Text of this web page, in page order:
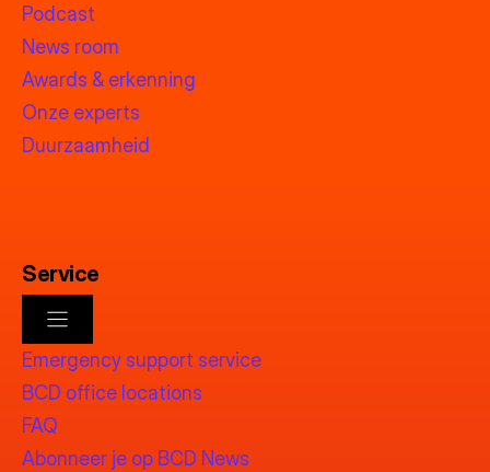
Podcast
News room
Awards & erkenning
Onze experts
Duurzaamheid
Service
Emergency support service
BCD office locations
FAQ
Abonneer je op BCD News